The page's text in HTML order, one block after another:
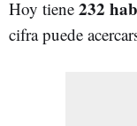
Hoy tiene 232
cifra puede